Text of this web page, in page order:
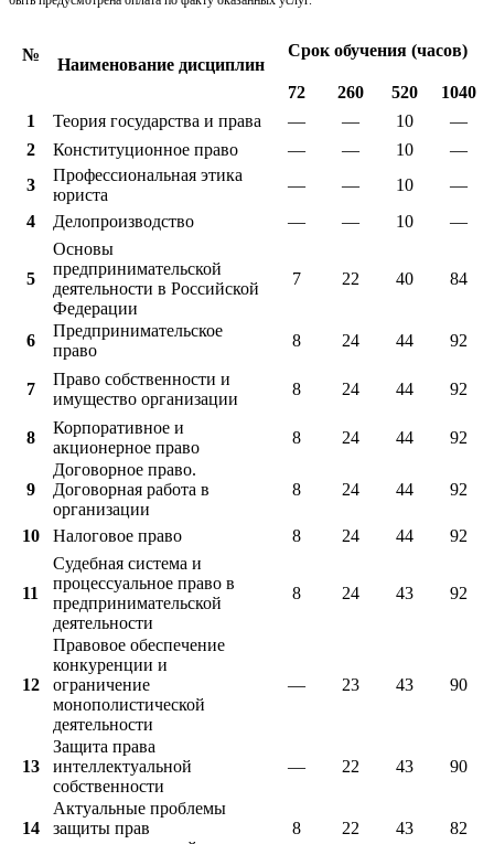
№
Наименование дисциплин
Срок обучения (часов)
72 260 520
1040
1
Теория государства и права — — 10
—
2
Конституционное право — — 10
—
3
Профессиональная этика
юриста
— — 10
—
4
Делопроизводство — — 10 —
5
Основы
предпринимательской
деятельности в Российской
Федерации
7 22 40 84
6
Предпринимательское
право
8 24 44 92
7
Право собственности и
имущество организации
8 24 44 92
8
Корпоративное и
акционерное право
8 24 44 92
9
Договорное право.
Договорная работа в
организации
8 24 44 92
10 Налоговое право 8 24 44 92
11
Судебная система и
процессуальное право в
предпринимательской
деятельности
8 24 43 92
12
Правовое обеспечение
конкуренции и
ограничение
монополистической
деятельности
— 23 43 90
13
Защита права
интеллектуальной
собственности
— 22 43 90
14
Актуальные проблемы
защиты прав
8 22 43 82